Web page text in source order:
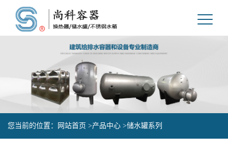
您当前的位置： 网站首页 >产品中心 >储水罐系列